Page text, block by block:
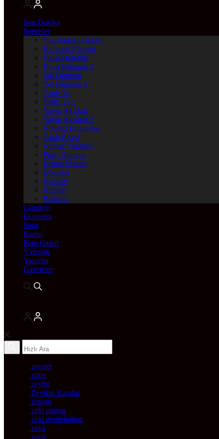
Son Dakika
Servisler
Vizyondaki Filmler
Haftanin Filmleri
Hava Durumu
Hava Durumu 2
Yol Durumu
Yol Durumu 2
Canlı Tv
Canlı Tv 2
Yayın Akışları
Yayın Akışları 2
Nöbetçi Eczaneler
Canlı Borsa
Namaz Vakitleri
Puan Durumu
Kripto Paralar
Dövizler
Hisseler
Altınlar
Pariteler
Gündem
Ekonomi
Spor
Kadın
Foto Galeri
Videolar
Yazarlar
Gazeteler
ziyaret
zihin
zeytin
Zeydan Karalar
zengin
zeki müren
zeki demirkubuz
zeka
zarar